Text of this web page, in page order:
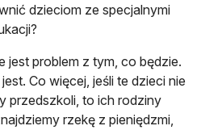
dzieciom ze specjalnymi
jest problem z tym, co będzie.
Co więcej, jeśli te dzieci nie
przedszkoli, to ich rodziny
rzekę z pieniędzmi,